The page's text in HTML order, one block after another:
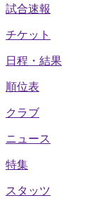
試合速報
チケット
日程・結果
順位表
クラブ
ニュース
特集
スタッツ